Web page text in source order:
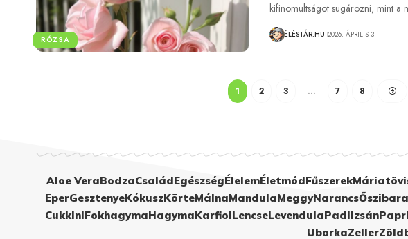
RÓZSA
kifinomultságot sugározni, mint a
ÉLÉSTÁR.HU 2026. ÁPRILIS 3.
1 2 3 … 7 8
Aloe VeraBodzaCsaládEgészségÉlelemÉletmódFűszerek
EperGesztenyeKókuszKörteMálnaMandulaMeggyNarancs
CukkiniFokhagymaHagymaKarfiolLencseLevendulaPadlizsán
UborkaZeller